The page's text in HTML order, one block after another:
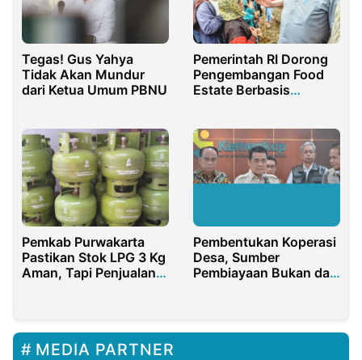
Tegas! Gus Yahya
Tidak Akan Mundur
dari Ketua Umum PBNU
Pemerintah RI Dorong
Pengembangan Food
Estate Berbasis
Pemkab Purwakarta
Pastikan Stok LPG 3 Kg
Aman, Tapi Penjualan
Pembentukan Koperasi
Desa, Sumber
Pembiayaan Bukan dari
MEDIA PARTNER